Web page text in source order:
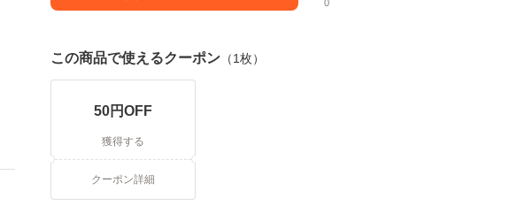
0
この商品で使えるクーポン （1枚）
50円OFF
獲得する
クーポン詳細